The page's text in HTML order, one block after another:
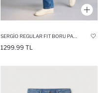
1299.99 TL